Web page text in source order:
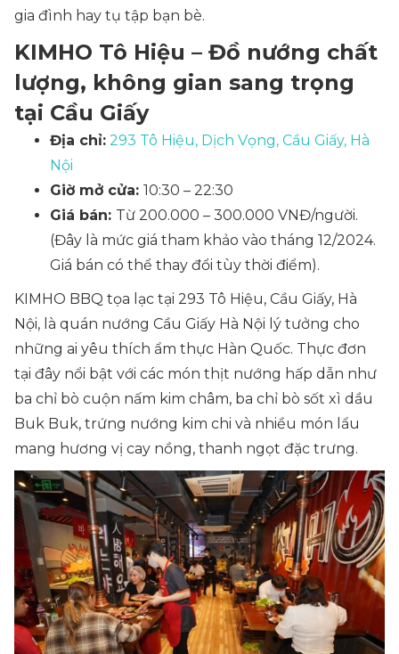
gia đình hay tụ tập bạn bè.
KIMHO Tô Hiệu – Đồ nướng chất
lượng, không gian sang trọng
tại Cầu Giấy
Địa chỉ: 293 Tô Hiệu, Dịch Vọng, Cầu Giấy, Hà
Nội
Giờ mở cửa: 10:30 – 22:30
Giá bán: Từ 200.000 – 300.000 VNĐ/người.
(Đây là mức giá tham khảo vào tháng 12/2024.
Giá bán có thể thay đổi tùy thời điểm).
KIMHO BBQ tọa lạc tại 293 Tô Hiệu, Cầu Giấy, Hà
Nội, là quán nướng Cầu Giấy Hà Nội lý tưởng cho
những ai yêu thích ẩm thực Hàn Quốc. Thực đơn
tại đây nổi bật với các món thịt nướng hấp dẫn như
ba chỉ bò cuộn nấm kim châm, ba chỉ bò sốt xì dầu
Buk Buk, trứng nướng kim chi và nhiều món lẩu
mang hương vị cay nồng, thanh ngọt đặc trưng.